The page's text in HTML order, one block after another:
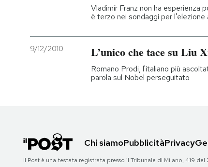
Vladimír Franz non ha esperienza
è terzo nei sondaggi per
9/12/2010 L’unico che tace su Liu
Romano Prodi, l'italiano più
parola sul Nobel perseguitato
Chi siamoPubblicitàPrivacy
Il Post è una testata registrata presso il Tribunale di Milano, 419